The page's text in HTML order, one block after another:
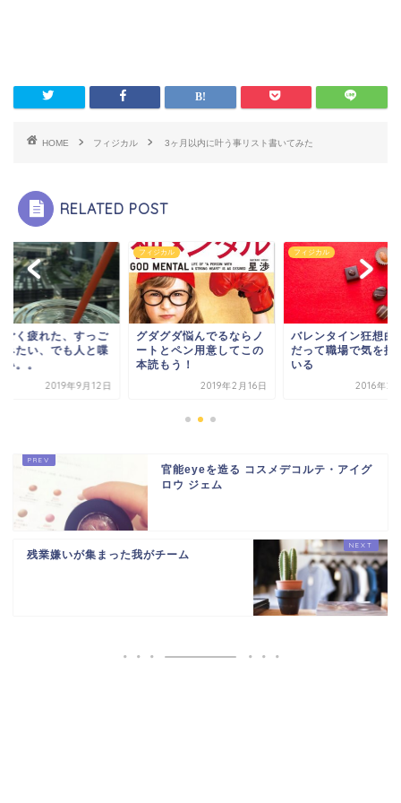
HOME フィジカル 3ヶ月以内に叶う事リスト書いてみた
RELATED POST
ごく疲れた、すっご
みたい、でも人と喋
。。
2019年9月12日
フィジカル
グダグダ悩んでるならノ
ートとペン用意してこの
本読もう！
2019年2月16日
フィジカル
バレンタイン狂想曲
だって職場で気を揉
いる
2016年2
官能eyeを造る コスメデコルテ・アイグ
ロウ ジェム
残業嫌いが集まった我がチーム